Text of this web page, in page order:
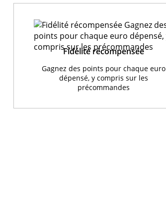
Fidélité récompensée
Gagnez des points pour chaque euro
dépensé, y compris sur les
précommandes